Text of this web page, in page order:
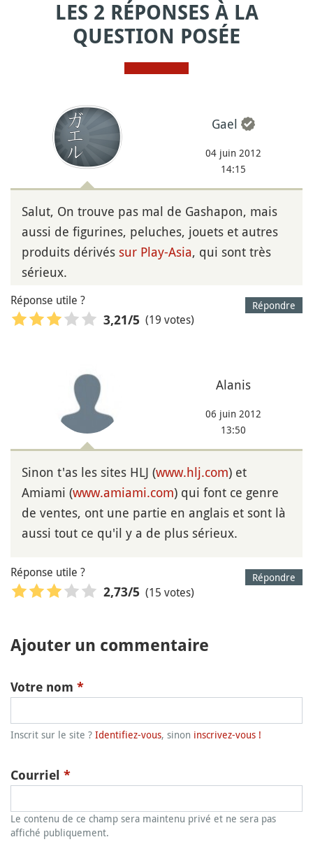
LES 2 RÉPONSES À LA
QUESTION POSÉE
Gael
04 juin 2012
14:15
Salut, On trouve pas mal de Gashapon, mais
aussi de figurines, peluches, jouets et autres
produits dérivés sur Play-Asia, qui sont très
sérieux.
Répondre
Réponse utile ?
3,21/5 (19 votes)
Alanis
06 juin 2012
13:50
Sinon t'as les sites HLJ (www.hlj.com) et
Amiami (www.amiami.com) qui font ce genre
de ventes, ont une partie en anglais et sont là
aussi tout ce qu'il y a de plus sérieux.
Répondre
Réponse utile ?
2,73/5 (15 votes)
Ajouter un commentaire
Votre nom *
Inscrit sur le site ? Identifiez-vous, sinon inscrivez-vous !
Courriel *
Le contenu de ce champ sera maintenu privé et ne sera pas
affiché publiquement.